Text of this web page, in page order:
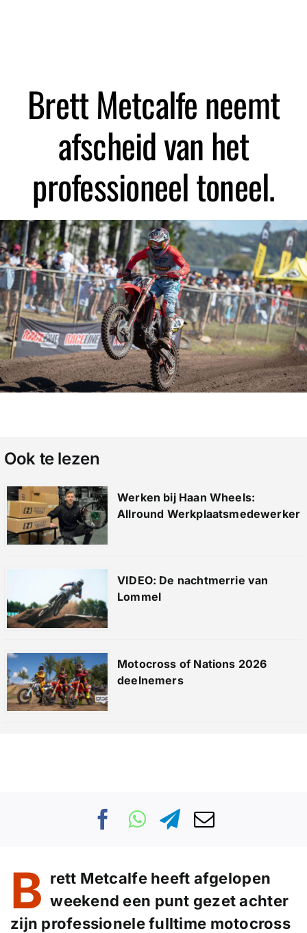
Brett Metcalfe neemt
afscheid van het
professioneel toneel.
Ook te lezen
Werken bij Haan Wheels:
Allround Werkplaatsmedewerker
VIDEO: De nachtmerrie van
Lommel
Motocross of Nations 2026
deelnemers
B rett Metcalfe heeft afgelopen
weekend een punt gezet achter
zijn professionele fulltime motocross